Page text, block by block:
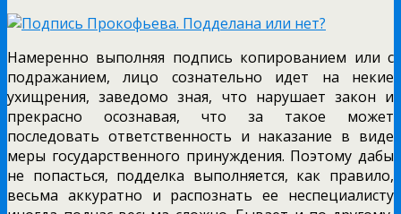
Намеренно выполняя подпись копированием или с
подражанием, лицо сознательно идет на некие
ухищрения, заведомо зная, что нарушает закон и
прекрасно осознавая, что за такое может
последовать ответственность и наказание в виде
меры государственного принуждения. Поэтому дабы
не попасться, подделка выполняется, как правило,
весьма аккуратно и распознать ее неспециалисту